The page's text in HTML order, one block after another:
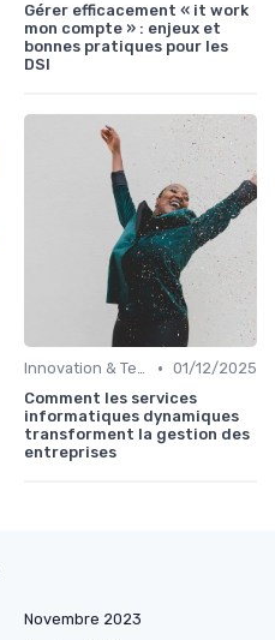
Gérer efficacement « it work
mon compte » : enjeux et
bonnes pratiques pour les
DSI
Innovation & Tendances • 01/12/2025
Comment les services
informatiques dynamiques
transforment la gestion des
entreprises
Novembre 2023